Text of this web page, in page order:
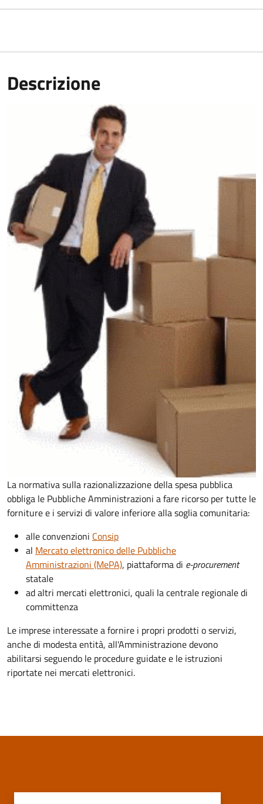
Descrizione
La normativa sulla razionalizzazione della spesa pubblica
obbliga le Pubbliche Amministrazioni a fare ricorso per tutte le
forniture e i servizi di valore inferiore alla soglia comunitaria:
alle convenzioni Consip
al Mercato elettronico delle Pubbliche
Amministrazioni (MePA), piattaforma di e-procurement
statale
ad altri mercati elettronici, quali la centrale regionale di
committenza
Le imprese interessate a fornire i propri prodotti o servizi,
anche di modesta entità, all'Amministrazione devono
abilitarsi seguendo le procedure guidate e le istruzioni
riportate nei mercati elettronici.